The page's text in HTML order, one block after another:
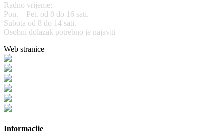
Radno vrijeme:
Pon. – Pet. od 8 do 16 sati.
Subota od 8 do 14 sati.
Osobni dolazak potrebno je najaviti
Web stranice
Informacije